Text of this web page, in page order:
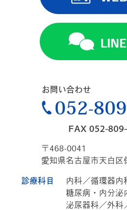
お問い合わせ
052-
FAX 052-
〒468-0041
愛知県名古屋市天白区
診療科目
内科／循環器内
糖尿病・内分泌
泌尿器科／外科